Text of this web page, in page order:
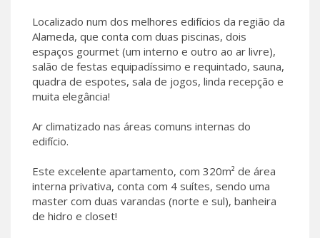
Localizado num dos melhores edifícios da região da
Alameda, que conta com duas piscinas, dois
espaços gourmet (um interno e outro ao ar livre),
salão de festas equipadíssimo e requintado, sauna,
quadra de espotes, sala de jogos, linda recepção e
muita elegância!
Ar climatizado nas áreas comuns internas do
edifício.
Este excelente apartamento, com 320m² de área
interna privativa, conta com 4 suítes, sendo uma
master com duas varandas (norte e sul), banheira
de hidro e closet!